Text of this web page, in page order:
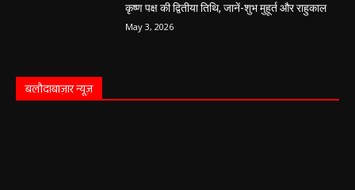
कृष्ण पक्ष की द्वितीया तिथि, जानें-शुभ मुहूर्त और राहुकाल
May 3, 2026
बलौदाबाज़ार न्यूज़